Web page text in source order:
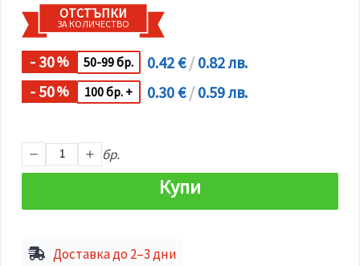
като
натиснеш
"Приеми
всички!"
или да
посочиш
предпочитанията
си в
избереш
дадения
вид
"бисквитки"
Приеми
ОТСТЪПКИ
ЗА КОЛИЧЕСТВО
- 30% 50-99 бр. 0.42 €/0.82 лв.
- 50% 100 бр. + 0.30 €/0.59 лв.
бр.
Купи
Доставка до 2–3 дни